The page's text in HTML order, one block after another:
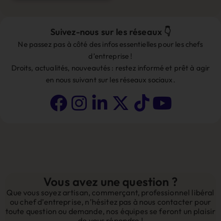
Suivez-nous sur les réseaux 👇
Ne passez pas à côté des infos essentielles pour les chefs
d’entreprise !
Droits, actualités, nouveautés : restez informé et prêt à agir
en nous suivant sur les réseaux sociaux.
Vous avez une question ?
Que vous soyez artisan, commerçant, professionnel libéral
ou chef d’entreprise, n’hésitez pas à nous contacter pour
toute question ou demande, nos équipes se feront un plaisir